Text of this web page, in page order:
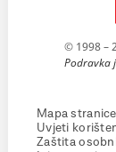
© 1998 –
Podravka
Mapa stranice
Uvjeti
Zaštita